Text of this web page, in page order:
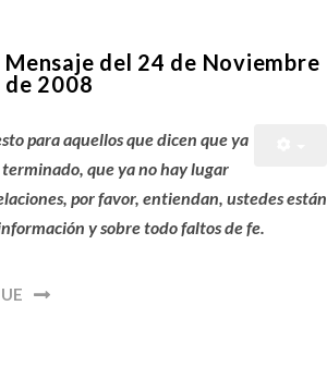
Mensaje del 24 de Noviembre
de 2008
para aquellos que dicen que ya
que ya no hay lugar
por favor, entiendan, ustedes están
y sobre todo faltos de fe.